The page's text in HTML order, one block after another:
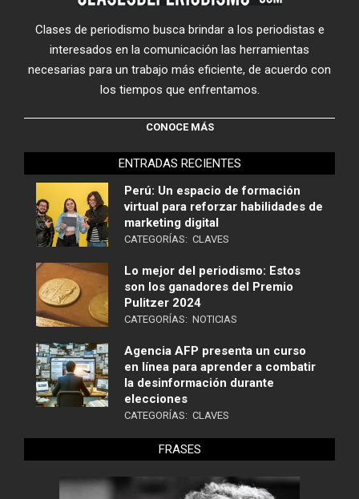
Clases de periodismo busca brindar a los periodistas e
interesados en la comunicación las herramientas
necesarias para un trabajo más eficiente, de acuerdo con
los tiempos que enfrentamos.
CONOCE MÁS
ENTRADAS RECIENTES
Perú: Un espacio de formación
virtual para reforzar habilidades de
marketing digital
CATEGORÍAS: CLAVES
Lo mejor del periodismo: Estos
son los ganadores del Premio
Pulitzer 2024
CATEGORÍAS: NOTICIAS
Agencia AFP presenta un curso
en línea para aprender a combatir
la desinformación durante
elecciones
CATEGORÍAS: CLAVES
FRASES